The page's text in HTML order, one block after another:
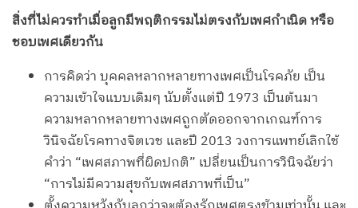
สิ่งที่ไม่ควรทำเมื่อลูกมีพฤติกรรมไม่ตรงกับเพศกำเนิด หรือ
ชอบเพศเดียวกัน
การคิดว่า บุคคลหลากหลายทางเพศเป็นโรคภัย เป็น
ความเข้าใจแบบเดิมๆ นับตั้งแต่ปี 1973 เป็นต้นมา
ความหลากหลายทางเพศถูกตัดออกจากเกณฑ์การ
วินิจฉัยโรคทางจิตเวช และปี 2013 วงการแพทย์เลิกใช้
คำว่า “เพศสภาพที่ผิดปกติ” เปลี่ยนเป็นการวินิจฉัยว่า
“การไม่มีความสุขกับเพศสภาพที่เป็น”